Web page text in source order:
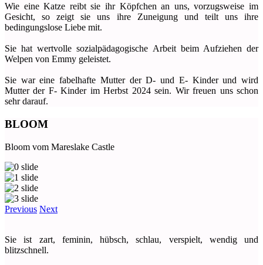
Wie eine Katze reibt sie ihr Köpfchen an uns, vorzugsweise im
Gesicht, so zeigt sie uns ihre Zuneigung und teilt uns ihre
bedingungslose Liebe mit.
Sie hat wertvolle sozialpädagogische Arbeit beim Aufziehen der
Welpen von Emmy geleistet.
Sie war eine fabelhafte Mutter der D- und E- Kinder und wird
Mutter der F- Kinder im Herbst 2024 sein. Wir freuen uns schon
sehr darauf.
BLOOM
Bloom vom Mareslake Castle
Previous Next
Sie ist zart, feminin, hübsch, schlau, verspielt, wendig und
blitzschnell.